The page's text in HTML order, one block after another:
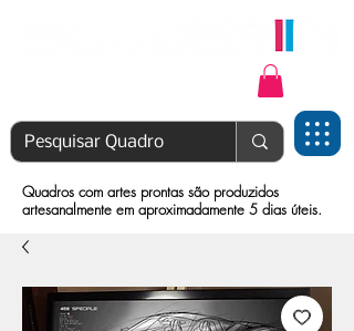
Quadros com artes prontas são produzidos
artesanalmente em aproximadamente 5 dias úteis.